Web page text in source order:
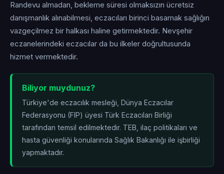
Randevu almadan, bekleme süresi olmaksızın ücretsiz
danışmanlık alınabilmesi, eczacıları birinci basamak sağlığın
vazgeçilmez bir halkası haline getirmektedir. Nevşehir
eczanelerindeki eczacılar da bu ilkeler doğrultusunda
hizmet vermektedir.
Biliyor muydunuz?
Türkiye'de eczacılık mesleği, Dünya Eczacılar
Federasyonu (FIP) üyesi Türk Eczacıları Birliği
tarafından temsil edilmektedir. TEB, ilaç politikaları ve
hasta güvenliği konularında Sağlık Bakanlığı ile işbirliği
yapmaktadır.